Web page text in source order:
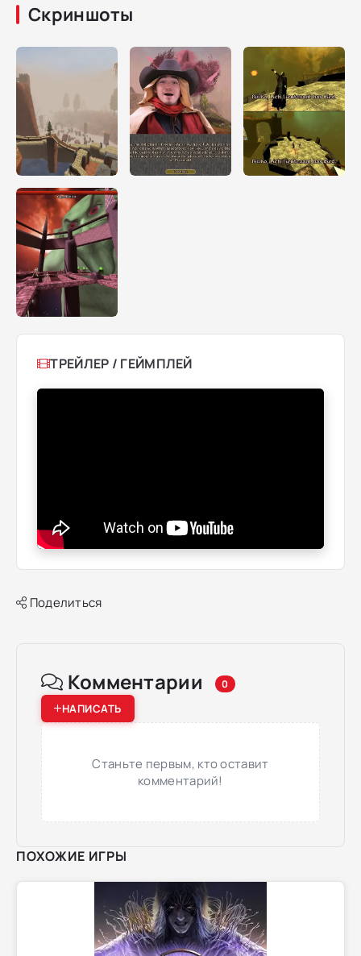
Скриншоты
ТРЕЙЛЕР / ГЕЙМПЛЕЙ
Поделиться
Комментарии 0
НАПИСАТЬ
Станьте первым, кто оставит
комментарий!
ПОХОЖИЕ ИГРЫ